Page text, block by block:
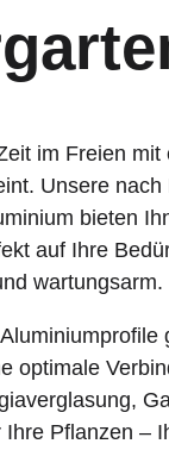
im Freien
Unsere
bieten
auf Ihre
wartungsarm.
optimale
Pflanzen –